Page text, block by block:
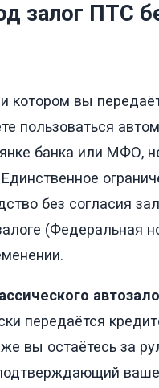
залог ПТС
котором вы
пользоваться
банка или МФО,
без согласия
(Федеральная
передаётся
вы остаётесь за
ваше